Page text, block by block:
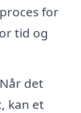
for
tid og
Når det
kan et